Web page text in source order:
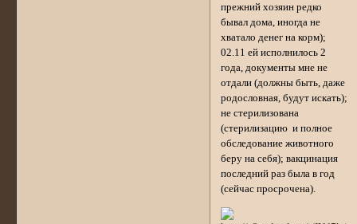
прежний хозяин редко
бывал дома, иногда не
хватало денег на корм);
02.11 ей исполнилось 2
года, документы мне не
отдали (должны быть, даже
родословная, будут искать);
не стерилизована
(стерилизацию и полное
обследование животного
беру на себя); вакцинация
последний раз была в год
(сейчас просрочена).